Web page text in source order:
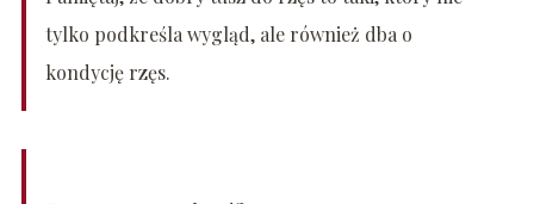
tylko podkreśla wygląd, ale również dba o
kondycję rzęs.